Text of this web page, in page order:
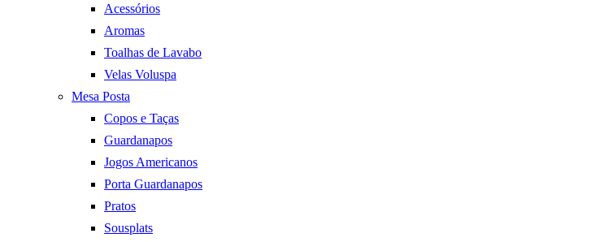
Acessórios
Aromas
Toalhas de Lavabo
Velas Voluspa
Mesa Posta
Copos e Taças
Guardanapos
Jogos Americanos
Porta Guardanapos
Pratos
Sousplats